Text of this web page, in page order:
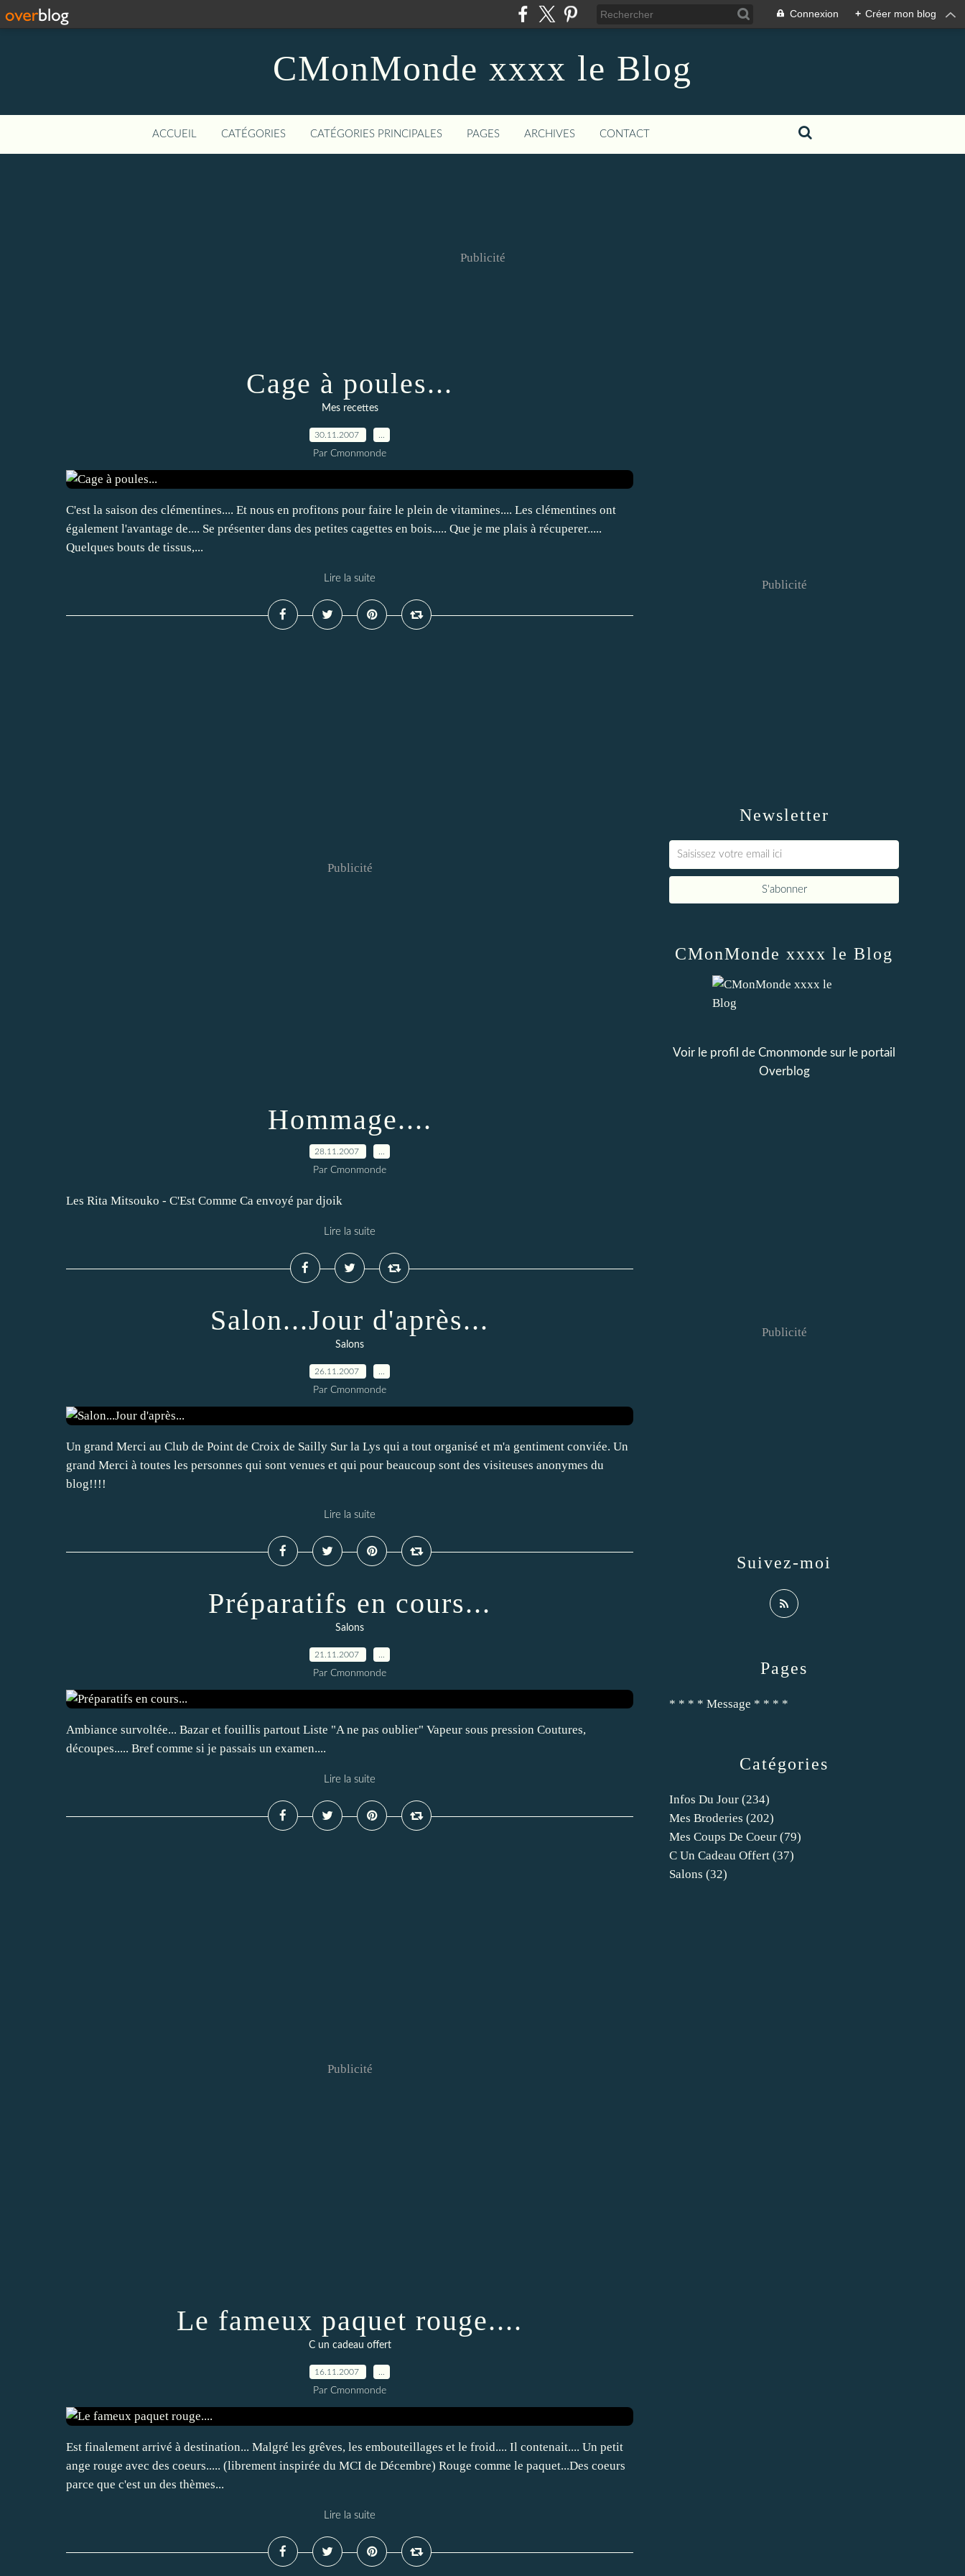
Connexion + Créer mon blog
CMonMonde xxxx le Blog
ACCUEIL CATÉGORIES CATÉGORIES PRINCIPALES PAGES ARCHIVES CONTACT
Publicité
Cage à poules...
Mes recettes
30.11.2007
Par Cmonmonde
C'est la saison des clémentines.... Et nous en profitons pour faire le plein de vitamines.... Les clémentines ont
également l'avantage de.... Se présenter dans des petites cagettes en bois..... Que je me plais à récuperer.....
Quelques bouts de tissus,...
Lire la suite
Publicité
Hommage....
28.11.2007
Par Cmonmonde
Les Rita Mitsouko - C'Est Comme Ca envoyé par djoik
Lire la suite
Salon...Jour d'après...
Salons
26.11.2007
Par Cmonmonde
Un grand Merci au Club de Point de Croix de Sailly Sur la Lys qui a tout organisé et m'a gentiment conviée. Un
grand Merci à toutes les personnes qui sont venues et qui pour beaucoup sont des visiteuses anonymes du
blog!!!!
Lire la suite
Préparatifs en cours...
Salons
21.11.2007
Par Cmonmonde
Ambiance survoltée... Bazar et fouillis partout Liste "A ne pas oublier" Vapeur sous pression Coutures,
découpes..... Bref comme si je passais un examen....
Lire la suite
Publicité
Le fameux paquet rouge....
C un cadeau offert
16.11.2007
Par Cmonmonde
Est finalement arrivé à destination... Malgré les grêves, les embouteillages et le froid.... Il contenait.... Un petit
ange rouge avec des coeurs..... (librement inspirée du MCI de Décembre) Rouge comme le paquet...Des coeurs
parce que c'est un des thèmes...
Lire la suite
Newsletter
Publicité
Catégories
Infos Du Jour (234)
Mes Broderies (202)
Mes Coups De Coeur (79)
C Un Cadeau Offert (37)
Salons (32)
Pages
* * * * Message * * * *
CMonMonde xxxx le Blog
Voir le profil de Cmonmonde sur le portail
Overblog
Suivez-moi
Publicité